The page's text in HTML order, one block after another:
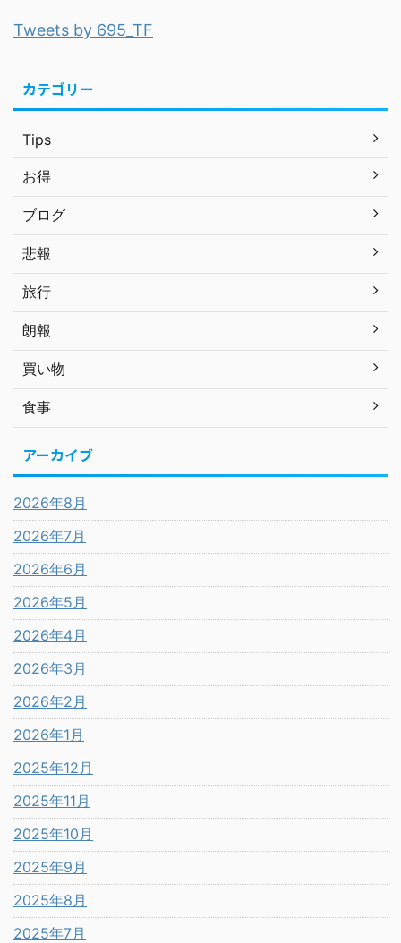
Tweets by 695_TF
カテゴリー
Tips
お得
ブログ
悲報
旅行
朗報
買い物
食事
アーカイブ
2026年8月
2026年7月
2026年6月
2026年5月
2026年4月
2026年3月
2026年2月
2026年1月
2025年12月
2025年11月
2025年10月
2025年9月
2025年8月
2025年7月